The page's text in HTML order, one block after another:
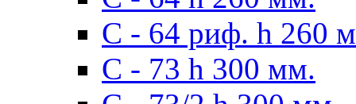
С - 64 риф. h 260
С - 73 h 300 мм.